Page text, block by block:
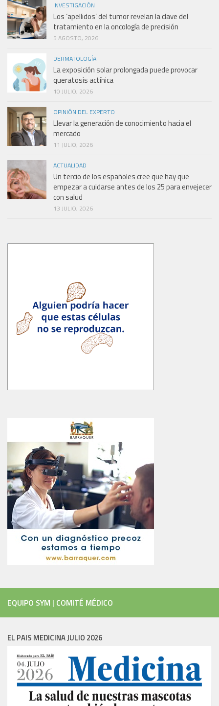
INVESTIGACIÓN
Los ‘apellidos’ del tumor revelan la clave del
tratamiento en la oncología de precisión
5 AGOSTO, 2026
DERMATOLOGÍA
La exposición solar prolongada puede provocar
queratosis actínica
10 JULIO, 2026
OPINIÓN DEL EXPERTO
Llevar la generación de conocimiento hacia el
mercado
11 JULIO, 2026
ACTUALIDAD
Un tercio de los españoles cree que hay que
empezar a cuidarse antes de los 25 para envejecer
con salud
13 JULIO, 2026
EQUIPO SYM | COMITÉ MÉDICO
EL PAIS MEDICINA JULIO 2026